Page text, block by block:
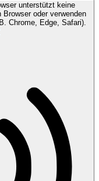
unterstützt keine
oder verwenden
Chrome, Edge, Safari).